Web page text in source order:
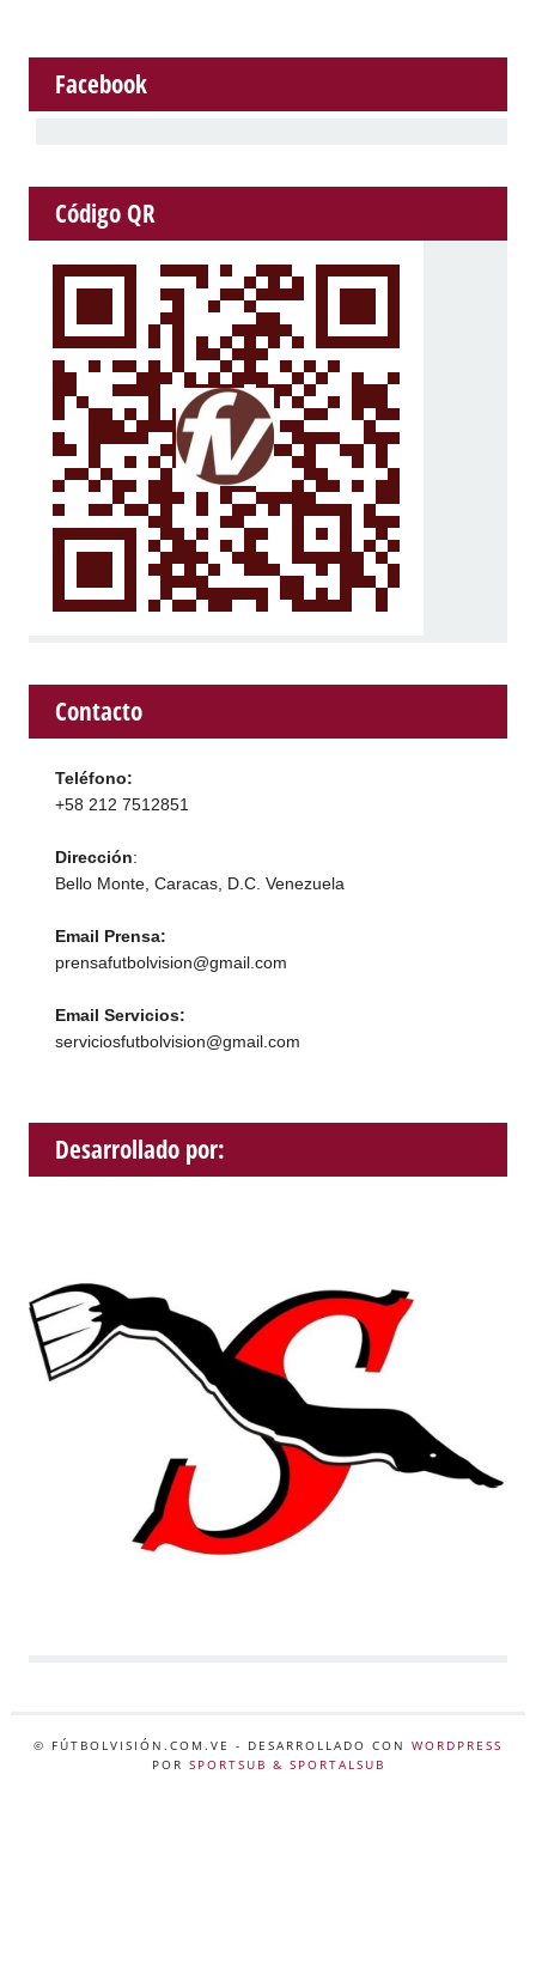
Facebook
Código QR
Contacto
Teléfono:
+58 212 7512851
Dirección:
Bello Monte, Caracas, D.C. Venezuela
Email Prensa:
prensafutbolvision@gmail.com
Email Servicios:
serviciosfutbolvision@gmail.com
Desarrollado por:
© FÚTBOLVISIÓN.COM.VE - DESARROLLADO CON WORDPRESS
POR SPORTSUB & SPORTALSUB